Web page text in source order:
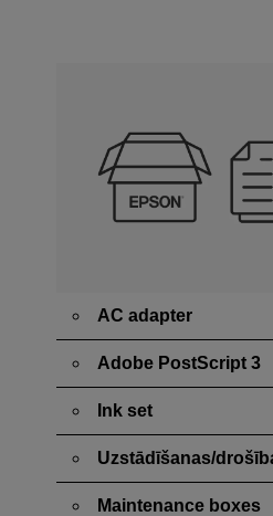
AC adapter
Adobe PostScript 3
Ink set
Uzstādīšanas/
Maintenance boxes